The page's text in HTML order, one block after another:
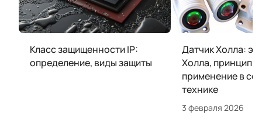
Класс защищенности IP:
определение, виды защиты
Датчик Холла:
Холла, принцип
применение в
технике
3 февраля 2026